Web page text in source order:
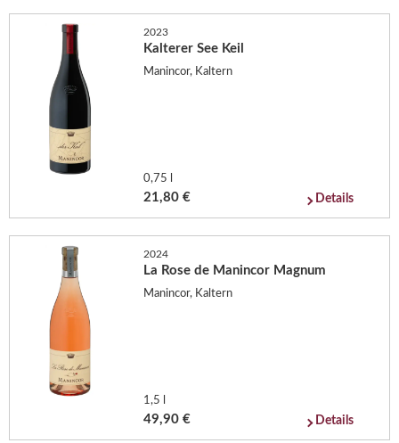
2023
Kalterer See Keil
Manincor, Kaltern
0,75 l
21,80 € Details
2024
La Rose de Manincor Magnum
Manincor, Kaltern
1,5 l
49,90 € Details